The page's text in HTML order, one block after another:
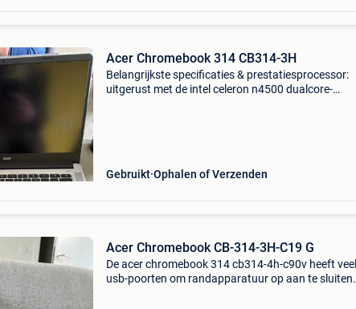
Acer Chromebook 314 CB314-3H
Belangrijkste specificaties & prestatiesprocessor:
uitgerust met de intel celeron n4500 dualcore-
Gebruikt Ophalen of Verzenden
Acer Chromebook CB-314-3H-C19 G
De acer chromebook 314 cb314-4h-c90v heeft veel
usb-poorten om randapparatuur op aan te sluiten,